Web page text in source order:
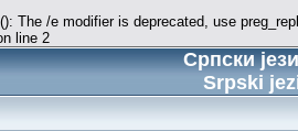
The /e modifier is deprecated, use
line 2
Српски
Srpski